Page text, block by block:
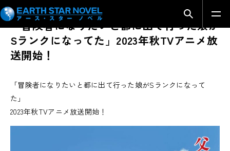
検索モー
2023.06.18
「冒険者になりたいと都に出て行った娘が
Sランクになってた」2023年秋TVアニメ放
送開始！
「冒険者になりたいと都に出て行った娘がSランクになって
た」
2023年秋TVアニメ放送開始！